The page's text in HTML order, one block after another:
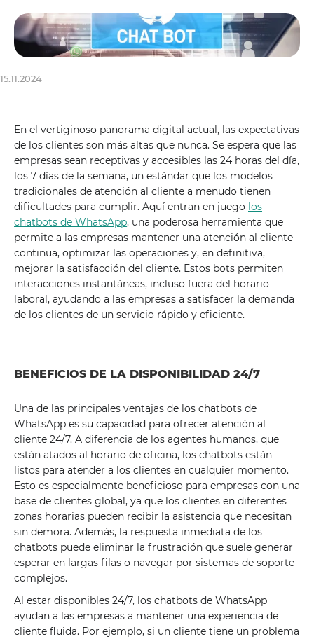
15.11.2024
En el vertiginoso panorama digital actual, las expectativas
de los clientes son más altas que nunca. Se espera que las
empresas sean receptivas y accesibles las 24 horas del día,
los 7 días de la semana, un estándar que los modelos
tradicionales de atención al cliente a menudo tienen
dificultades para cumplir. Aquí entran en juego los
chatbots de WhatsApp, una poderosa herramienta que
permite a las empresas mantener una atención al cliente
continua, optimizar las operaciones y, en definitiva,
mejorar la satisfacción del cliente. Estos bots permiten
interacciones instantáneas, incluso fuera del horario
laboral, ayudando a las empresas a satisfacer la demanda
de los clientes de un servicio rápido y eficiente.
BENEFICIOS DE LA DISPONIBILIDAD 24/7
Una de las principales ventajas de los chatbots de
WhatsApp es su capacidad para ofrecer atención al
cliente 24/7. A diferencia de los agentes humanos, que
están atados al horario de oficina, los chatbots están
listos para atender a los clientes en cualquier momento.
Esto es especialmente beneficioso para empresas con una
base de clientes global, ya que los clientes en diferentes
zonas horarias pueden recibir la asistencia que necesitan
sin demora. Además, la respuesta inmediata de los
chatbots puede eliminar la frustración que suele generar
esperar en largas filas o navegar por sistemas de soporte
complejos.
Al estar disponibles 24/7, los chatbots de WhatsApp
ayudan a las empresas a mantener una experiencia de
cliente fluida. Por ejemplo, si un cliente tiene un problema